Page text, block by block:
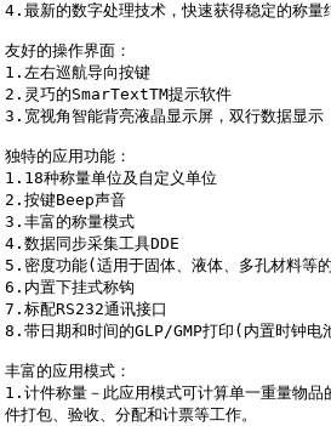
4.最新的数字处理技术，快速获得稳定的称量
友好的操作界面：
1.左右巡航导向按键
2.灵巧的SmarTextTM提示软件
3.宽视角智能背亮液晶显示屏，双行数据显示
独特的应用功能：
1.18种称量单位及自定义单位
2.按键Beep声音
3.丰富的称量模式
4.数据同步采集工具DDE
5.密度功能(适用于固体、液体、多孔材料等
6.内置下挂式称钩
7.标配RS232通讯接口
8.带日期和时间的GLP/GMP打印(内置时钟电
丰富的应用模式：
1.计件称量－此应用模式可计算单一重量物品
件打包、验收、分配和计票等工作。